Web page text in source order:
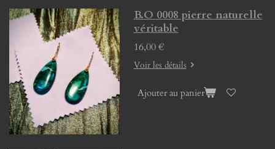
B.O 0008 pierre naturelle
véritable
16,00 €
Voir les détails
Ajouter au panier